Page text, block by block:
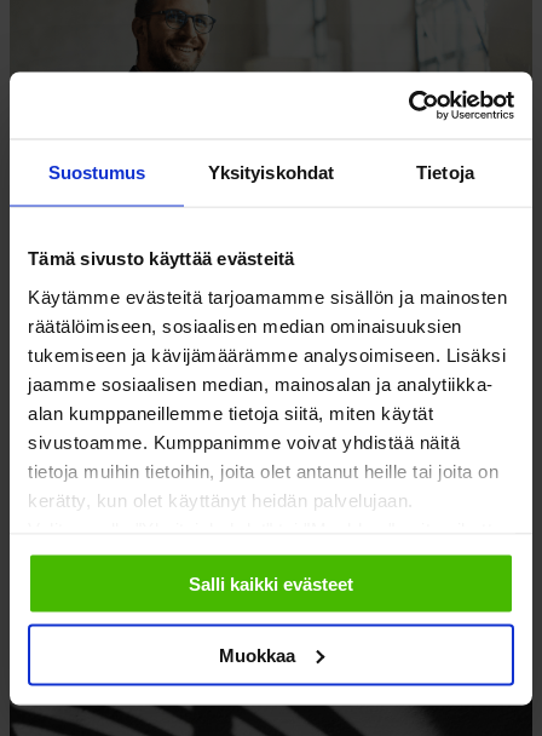
Suostumus Yksityiskohdat Tietoja
Tämä sivusto käyttää evästeitä
Käytämme evästeitä tarjoamamme sisällön ja mainosten
räätälöimiseen, sosiaalisen median ominaisuuksien
tukemiseen ja kävijämäärämme analysoimiseen. Lisäksi
jaamme sosiaalisen median, mainosalan ja analytiikka-
alan kumppaneillemme tietoja siitä, miten käytät
sivustoamme. Kumppanimme voivat yhdistää näitä
tietoja muihin tietoihin, joita olet antanut heille tai joita on
kerätty, kun olet käyttänyt heidän palvelujaan.
sallimiisi evästeisiin.
Salli kaikki evästeet
Muokkaa
ISÄNNÖITSIJÄN KYMMENEN KÄSKYÄ TALOUDESTA